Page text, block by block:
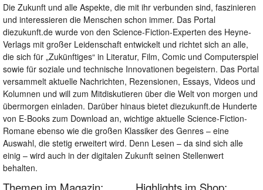
Die Zukunft und alle Aspekte, die mit ihr verbunden sind, faszinieren
und interessieren die Menschen schon immer. Das Portal
diezukunft.de wurde von den Science-Fiction-Experten des Heyne-
Verlags mit großer Leidenschaft entwickelt und richtet sich an alle,
die sich für „Zukünftiges“ in Literatur, Film, Comic und Computerspiel
sowie für soziale und technische Innovationen begeistern. Das Portal
versammelt aktuelle Nachrichten, Rezensionen, Essays, Videos und
Kolumnen und will zum Mitdiskutieren über die Welt von morgen und
übermorgen einladen. Darüber hinaus bietet diezukunft.de Hunderte
von E-Books zum Download an, wichtige aktuelle Science-Fiction-
Romane ebenso wie die großen Klassiker des Genres – eine
Auswahl, die stetig erweitert wird. Denn Lesen – da sind sich alle
einig – wird auch in der digitalen Zukunft seinen Stellenwert
behalten.